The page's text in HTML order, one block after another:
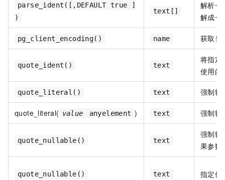
parse_ident([,DEFAULT true ]
)
text[]
解析一
解成一
pg_client_encoding() name 获取当
quote_ident() text
将指定
使用的
quote_literal() text 强制转
quote_literal( value anyelement ) text 强制转
quote_nullable() text
强制转
果参数
quote_nullable() text 指定值